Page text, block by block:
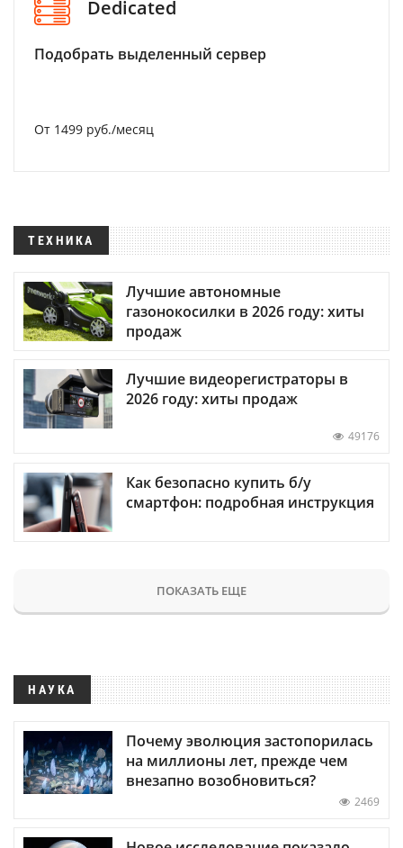
Dedicated
Подобрать выделенный сервер
От 1499 руб./месяц
ТЕХНИКА
Лучшие автономные
газонокосилки в 2026 году: хиты
продаж
Лучшие видеорегистраторы в
2026 году: хиты продаж
49176
Как безопасно купить б/у
смартфон: подробная инструкция
ПОКАЗАТЬ ЕЩЕ
НАУКА
Почему эволюция застопорилась
на миллионы лет, прежде чем
внезапно возобновиться?
2469